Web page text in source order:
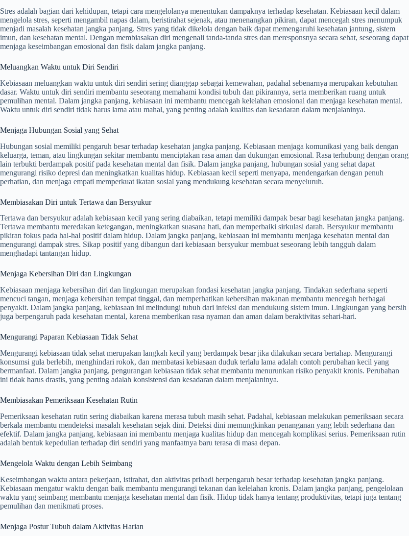
Stres adalah bagian dari kehidupan, tetapi cara mengelolanya menentukan dampaknya terhadap kesehatan. Kebiasaan kecil dalam
mengelola stres, seperti mengambil napas dalam, beristirahat sejenak, atau menenangkan pikiran, dapat mencegah stres menumpuk
menjadi masalah kesehatan jangka panjang. Stres yang tidak dikelola dengan baik dapat memengaruhi kesehatan jantung, sistem
imun, dan kesehatan mental. Dengan membiasakan diri mengenali tanda-tanda stres dan meresponsnya secara sehat, seseorang dapat
menjaga keseimbangan emosional dan fisik dalam jangka panjang.
Meluangkan Waktu untuk Diri Sendiri
Kebiasaan meluangkan waktu untuk diri sendiri sering dianggap sebagai kemewahan, padahal sebenarnya merupakan kebutuhan
dasar. Waktu untuk diri sendiri membantu seseorang memahami kondisi tubuh dan pikirannya, serta memberikan ruang untuk
pemulihan mental. Dalam jangka panjang, kebiasaan ini membantu mencegah kelelahan emosional dan menjaga kesehatan mental.
Waktu untuk diri sendiri tidak harus lama atau mahal, yang penting adalah kualitas dan kesadaran dalam menjalaninya.
Menjaga Hubungan Sosial yang Sehat
Hubungan sosial memiliki pengaruh besar terhadap kesehatan jangka panjang. Kebiasaan menjaga komunikasi yang baik dengan
keluarga, teman, atau lingkungan sekitar membantu menciptakan rasa aman dan dukungan emosional. Rasa terhubung dengan orang
lain terbukti berdampak positif pada kesehatan mental dan fisik. Dalam jangka panjang, hubungan sosial yang sehat dapat
mengurangi risiko depresi dan meningkatkan kualitas hidup. Kebiasaan kecil seperti menyapa, mendengarkan dengan penuh
perhatian, dan menjaga empati memperkuat ikatan sosial yang mendukung kesehatan secara menyeluruh.
Membiasakan Diri untuk Tertawa dan Bersyukur
Tertawa dan bersyukur adalah kebiasaan kecil yang sering diabaikan, tetapi memiliki dampak besar bagi kesehatan jangka panjang.
Tertawa membantu meredakan ketegangan, meningkatkan suasana hati, dan memperbaiki sirkulasi darah. Bersyukur membantu
pikiran fokus pada hal-hal positif dalam hidup. Dalam jangka panjang, kebiasaan ini membantu menjaga kesehatan mental dan
mengurangi dampak stres. Sikap positif yang dibangun dari kebiasaan bersyukur membuat seseorang lebih tangguh dalam
menghadapi tantangan hidup.
Menjaga Kebersihan Diri dan Lingkungan
Kebiasaan menjaga kebersihan diri dan lingkungan merupakan fondasi kesehatan jangka panjang. Tindakan sederhana seperti
mencuci tangan, menjaga kebersihan tempat tinggal, dan memperhatikan kebersihan makanan membantu mencegah berbagai
penyakit. Dalam jangka panjang, kebiasaan ini melindungi tubuh dari infeksi dan mendukung sistem imun. Lingkungan yang bersih
juga berpengaruh pada kesehatan mental, karena memberikan rasa nyaman dan aman dalam beraktivitas sehari-hari.
Mengurangi Paparan Kebiasaan Tidak Sehat
Mengurangi kebiasaan tidak sehat merupakan langkah kecil yang berdampak besar jika dilakukan secara bertahap. Mengurangi
konsumsi gula berlebih, menghindari rokok, dan membatasi kebiasaan duduk terlalu lama adalah contoh perubahan kecil yang
bermanfaat. Dalam jangka panjang, pengurangan kebiasaan tidak sehat membantu menurunkan risiko penyakit kronis. Perubahan
ini tidak harus drastis, yang penting adalah konsistensi dan kesadaran dalam menjalaninya.
Membiasakan Pemeriksaan Kesehatan Rutin
Pemeriksaan kesehatan rutin sering diabaikan karena merasa tubuh masih sehat. Padahal, kebiasaan melakukan pemeriksaan secara
berkala membantu mendeteksi masalah kesehatan sejak dini. Deteksi dini memungkinkan penanganan yang lebih sederhana dan
efektif. Dalam jangka panjang, kebiasaan ini membantu menjaga kualitas hidup dan mencegah komplikasi serius. Pemeriksaan rutin
adalah bentuk kepedulian terhadap diri sendiri yang manfaatnya baru terasa di masa depan.
Mengelola Waktu dengan Lebih Seimbang
Keseimbangan waktu antara pekerjaan, istirahat, dan aktivitas pribadi berpengaruh besar terhadap kesehatan jangka panjang.
Kebiasaan mengatur waktu dengan baik membantu mengurangi tekanan dan kelelahan kronis. Dalam jangka panjang, pengelolaan
waktu yang seimbang membantu menjaga kesehatan mental dan fisik. Hidup tidak hanya tentang produktivitas, tetapi juga tentang
pemulihan dan menikmati proses.
Menjaga Postur Tubuh dalam Aktivitas Harian